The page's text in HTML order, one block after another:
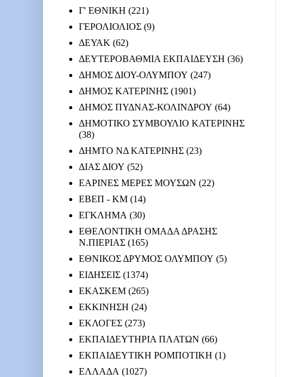
Γ' ΕΘΝΙΚΗ (221)
ΓΕΡΟΛΙΟΛΙΟΣ (9)
ΔΕΥΑΚ (62)
ΔΕΥΤΕΡΟΒΑΘΜΙΑ ΕΚΠΑΙΔΕΥΣΗ (36)
ΔΗΜΟΣ ΔΙΟΥ-ΟΛΥΜΠΟΥ (247)
ΔΗΜΟΣ ΚΑΤΕΡΙΝΗΣ (1901)
ΔΗΜΟΣ ΠΥΔΝΑΣ-ΚΟΛΙΝΔΡΟΥ (64)
ΔΗΜΟΤΙΚΟ ΣΥΜΒΟΥΛΙΟ ΚΑΤΕΡΙΝΗΣ
(38)
ΔΗΜΤΟ ΝΔ ΚΑΤΕΡΙΝΗΣ (23)
ΔΙΑΣ ΔΙΟΥ (52)
ΕΑΡΙΝΕΣ ΜΕΡΕΣ ΜΟΥΣΩΝ (22)
ΕΒΕΠ - ΚΜ (14)
ΕΓΚΛΗΜΑ (30)
ΕΘΕΛΟΝΤΙΚΗ ΟΜΑΔΑ ΔΡΑΣΗΣ
Ν.ΠΙΕΡΙΑΣ (165)
ΕΘΝΙΚΟΣ ΔΡΥΜΟΣ ΟΛΥΜΠΟΥ (5)
ΕΙΔΗΣΕΙΣ (1374)
ΕΚΑΣΚΕΜ (265)
ΕΚΚΙΝΗΣΗ (24)
ΕΚΛΟΓΕΣ (273)
ΕΚΠΑΙΔΕΥΤΗΡΙΑ ΠΛΑΤΩΝ (66)
ΕΚΠΑΙΔΕΥΤΙΚΗ ΡΟΜΠΟΤΙΚΗ (1)
ΕΛΛΑΔΑ (1027)